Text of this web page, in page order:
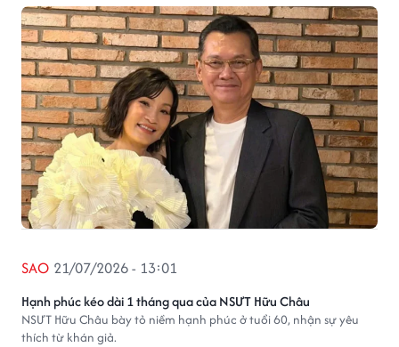
Hạnh phúc kéo dài 1 tháng qua của NSƯT Hữu Châu
SAO 21/07/2026 - 13:01
NSƯT Hữu Châu bày tỏ niềm hạnh phúc ở tuổi 60, nhận sự yêu
thích từ khán giả.